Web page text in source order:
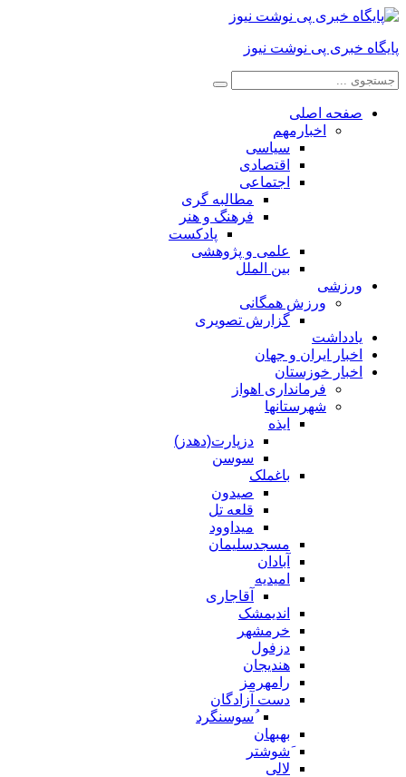
پایگاه خبری پی نوشت نیوز
صفحه اصلی
اخبارمهم
سیاسی
اقتصادی
اجتماعی
مطالبه گری
فرهنگ و هنر
پادکست
علمی و پژوهشی
بین الملل
ورزشی
ورزش همگانی
گزارش تصویری
یادداشت
اخبار ایران و جهان
اخبار خوزستان
فرمانداری اهواز
شهرستانها
ایذه
دزپارت(دهدز)
سوسن
باغملک
صیدون
قلعه تل
میداوود
مسجدسلیمان
آبادان
امیدیه
آقاجاری
اندیمشک
خرمشهر
دزفول
هندیجان
رامهرمز
دست آزادگان
ُسوسنگرد
بهبهان
َشوشتر
لالی